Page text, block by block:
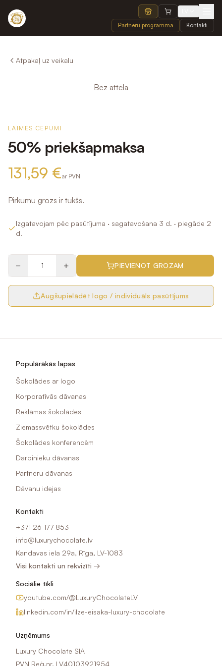
Partneru programma Kontakti
Atpakaļ uz veikalu
Bez attēla
LAIMES CEPUMI
50% priekšapmaksa
131,59 €ar PVN
Pirkumu grozs ir tukšs.
Izgatavojam pēc pasūtījuma · sagatavošana 3 d. · piegāde 2
d.
− + PIEVIENOT GROZAM
Augšupielādēt logo / individuāls pasūtījums
Populārākās lapas
Šokolādes ar logo
Korporatīvās dāvanas
Reklāmas šokolādes
Ziemassvētku šokolādes
Šokolādes konferencēm
Darbinieku dāvanas
Partneru dāvanas
Dāvanu idejas
Kontakti
+371 26 177 853
info@luxurychocolate.lv
Kandavas iela 29a, Rīga, LV-1083
Visi kontakti un rekvizīti →
Sociālie tīkli
youtube.com/@LuxuryChocolateLV
linkedin.com/in/ilze-eisaka-luxury-chocolate
Uzņēmums
Luxury Chocolate SIA
PVN Reģ.nr. LV40103921954